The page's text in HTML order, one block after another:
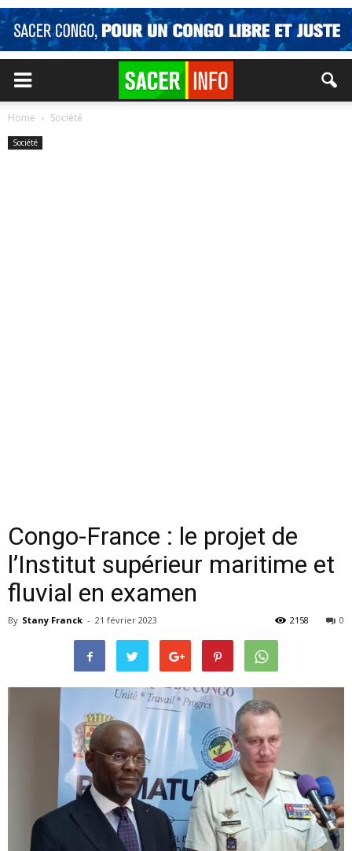
Home Société
Société
Congo-France : le projet de
l’Institut supérieur maritime et
fluvial en examen
By Stany Franck - 21 février 2023 0
2158